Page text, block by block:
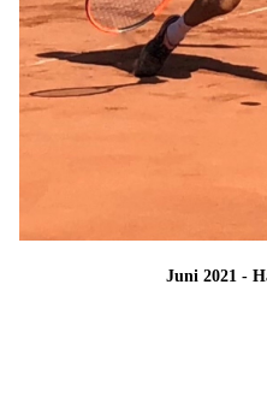
Juni 2021 -